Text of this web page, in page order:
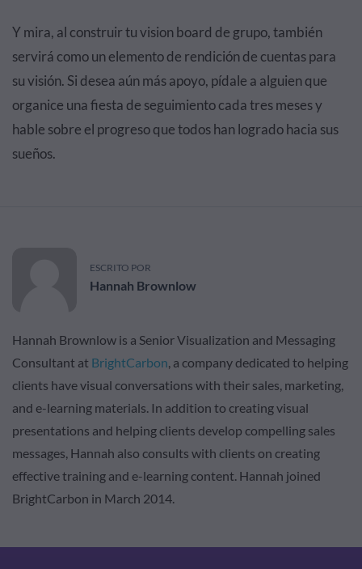
Y mira, al construir tu vision board de grupo, también
servirá como un elemento de rendición de cuentas para
su visión. Si desea aún más apoyo, pídale a alguien que
organice una fiesta de seguimiento cada tres meses y
hable sobre el progreso que todos han logrado hacia sus
sueños.
ESCRITO POR
Hannah Brownlow
Hannah Brownlow is a Senior Visualization and Messaging
Consultant at BrightCarbon, a company dedicated to helping
clients have visual conversations with their sales, marketing,
and e-learning materials. In addition to creating visual
presentations and helping clients develop compelling sales
messages, Hannah also consults with clients on creating
effective training and e-learning content. Hannah joined
BrightCarbon in March 2014.